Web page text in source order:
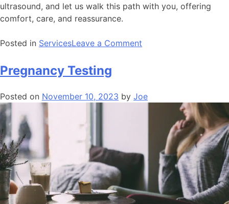
ultrasound, and let us walk this path with you, offering
comfort, care, and reassurance.
Posted in ServicesLeave a Comment
Pregnancy Testing
Posted on November 10, 2023 by Joe